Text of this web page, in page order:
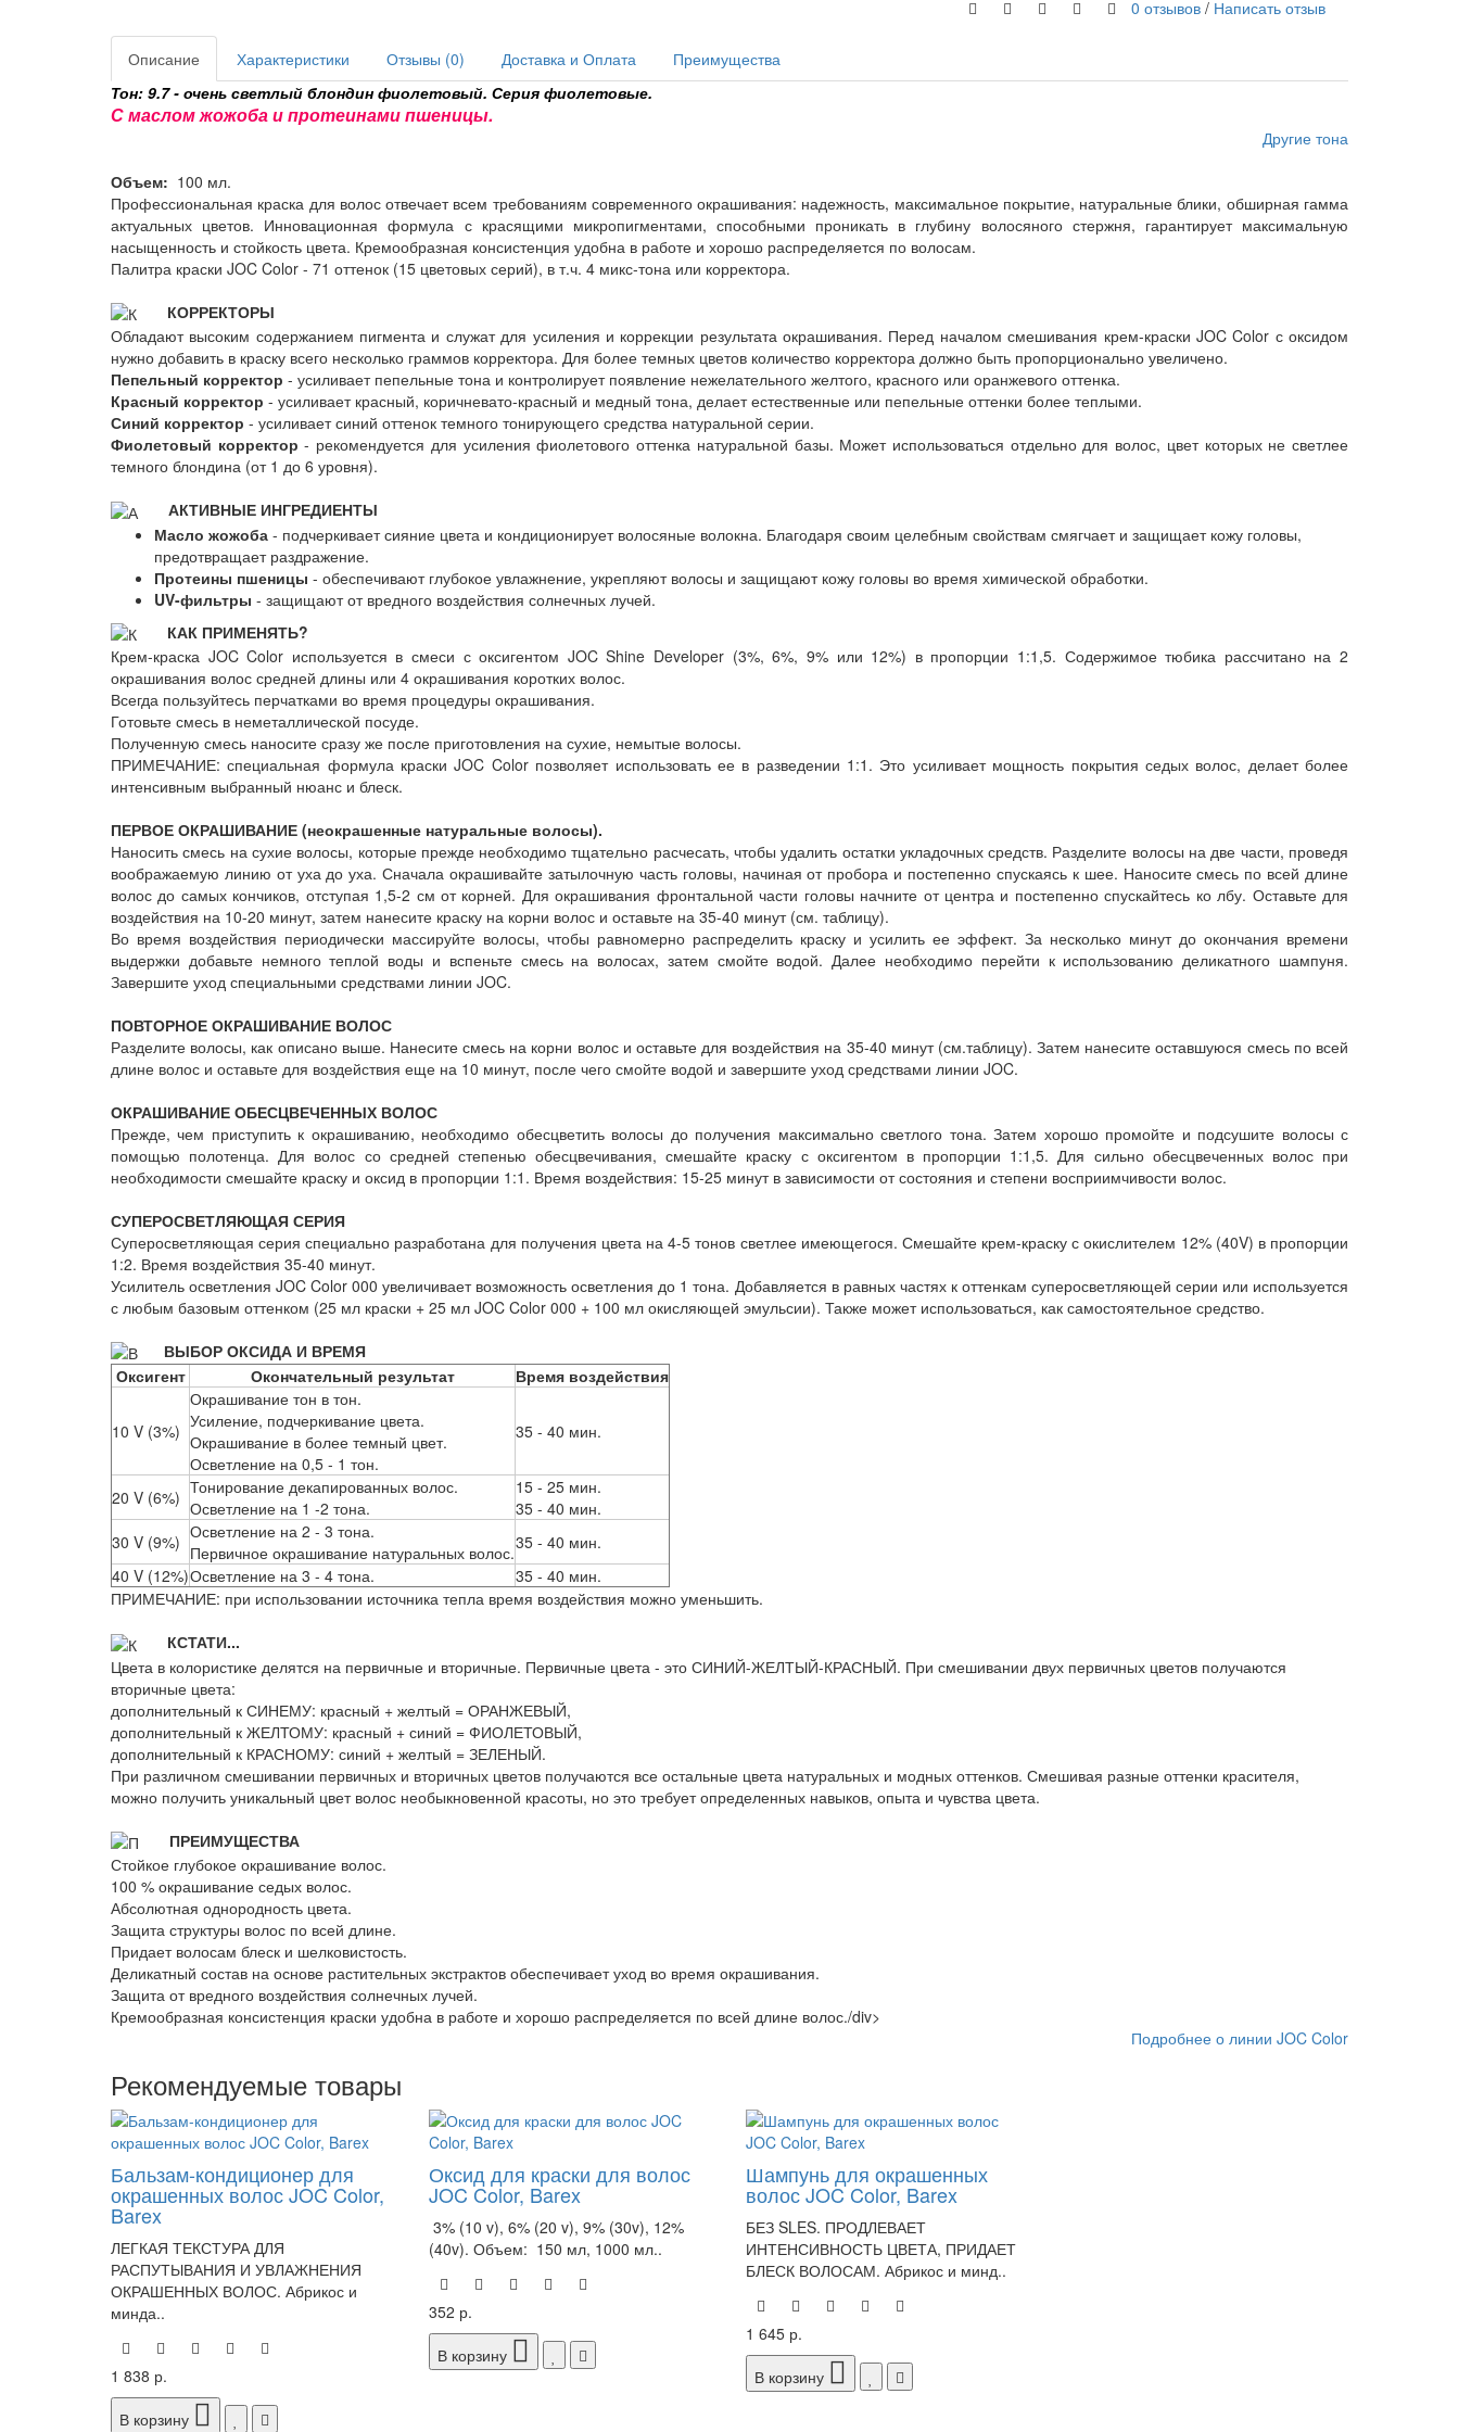
0 отзывов / Написать отзыв
Описание Характеристики Отзывы (0) Доставка и Оплата
Преимущества
Тон: 9.7 - очень светлый блондин фиолетовый. Серия фиолетовые.
С маслом жожоба и протеинами пшеницы.
Другие тона
Объем: 100 мл.
Профессиональная краска для волос отвечает всем требованиям современного окрашивания: надежность, максимальное покрытие, натуральные блики, обширная гамма
актуальных цветов. Инновационная формула с красящими микропигментами, способными проникать в глубину волосяного стержня, гарантирует максимальную
насыщенность и стойкость цвета. Кремообразная консистенция удобна в работе и хорошо распределяется по волосам.
Палитра краски JOC Color - 71 оттенок (15 цветовых серий), в т.ч. 4 микс-тона или корректора.
КОРРЕКТОРЫ
Обладают высоким содержанием пигмента и служат для усиления и коррекции результата окрашивания. Перед началом смешивания крем-краски JOC Color с оксидом
нужно добавить в краску всего несколько граммов корректора. Для более темных цветов количество корректора должно быть пропорционально увеличено.
Пепельный корректор - усиливает пепельные тона и контролирует появление нежелательного желтого, красного или оранжевого оттенка.
Красный корректор - усиливает красный, коричневато-красный и медный тона, делает естественные или пепельные оттенки более теплыми.
Синий корректор - усиливает синий оттенок темного тонирующего средства натуральной серии.
Фиолетовый корректор - рекомендуется для усиления фиолетового оттенка натуральной базы. Может использоваться отдельно для волос, цвет которых не светлее
темного блондина (от 1 до 6 уровня).
АКТИВНЫЕ ИНГРЕДИЕНТЫ
Масло жожоба - подчеркивает сияние цвета и кондиционирует волосяные волокна. Благодаря своим целебным свойствам смягчает и защищает кожу головы,
предотвращает раздражение.
Протеины пшеницы - обеспечивают глубокое увлажнение, укрепляют волосы и защищают кожу головы во время химической обработки.
UV-фильтры - защищают от вредного воздействия солнечных лучей.
КАК ПРИМЕНЯТЬ?
Крем-краска JOC Color используется в смеси с оксигентом JOC Shine Developer (3%, 6%, 9% или 12%) в пропорции 1:1,5. Содержимое тюбика рассчитано на 2
окрашивания волос средней длины или 4 окрашивания коротких волос.
Всегда пользуйтесь перчатками во время процедуры окрашивания.
Готовьте смесь в неметаллической посуде.
Полученную смесь наносите сразу же после приготовления на сухие, немытые волосы.
ПРИМЕЧАНИЕ: специальная формула краски JOC Color позволяет использовать ее в разведении 1:1. Это усиливает мощность покрытия седых волос, делает более
интенсивным выбранный нюанс и блеск.
ПЕРВОЕ ОКРАШИВАНИЕ (неокрашенные натуральные волосы).
Наносить смесь на сухие волосы, которые прежде необходимо тщательно расчесать, чтобы удалить остатки укладочных средств. Разделите волосы на две части, проведя
воображаемую линию от уха до уха. Сначала окрашивайте затылочную часть головы, начиная от пробора и постепенно спускаясь к шее. Наносите смесь по всей длине
волос до самых кончиков, отступая 1,5-2 см от корней. Для окрашивания фронтальной части головы начните от центра и постепенно спускайтесь ко лбу. Оставьте для
воздействия на 10-20 минут, затем нанесите краску на корни волос и оставьте на 35-40 минут (см. таблицу).
Во время воздействия периодически массируйте волосы, чтобы равномерно распределить краску и усилить ее эффект. За несколько минут до окончания времени
выдержки добавьте немного теплой воды и вспеньте смесь на волосах, затем смойте водой. Далее необходимо перейти к использованию деликатного шампуня.
Завершите уход специальными средствами линии JOC.
ПОВТОРНОЕ ОКРАШИВАНИЕ ВОЛОС
Разделите волосы, как описано выше. Нанесите смесь на корни волос и оставьте для воздействия на 35-40 минут (см.таблицу). Затем нанесите оставшуюся смесь по всей
длине волос и оставьте для воздействия еще на 10 минут, после чего смойте водой и завершите уход средствами линии JOC.
ОКРАШИВАНИЕ ОБЕСЦВЕЧЕННЫХ ВОЛОС
Прежде, чем приступить к окрашиванию, необходимо обесцветить волосы до получения максимально светлого тона. Затем хорошо промойте и подсушите волосы с
помощью полотенца. Для волос со средней степенью обесцвечивания, смешайте краску с оксигентом в пропорции 1:1,5. Для сильно обесцвеченных волос при
необходимости смешайте краску и оксид в пропорции 1:1. Время воздействия: 15-25 минут в зависимости от состояния и степени восприимчивости волос.
СУПЕРОСВЕТЛЯЮЩАЯ СЕРИЯ
Суперосветляющая серия специально разработана для получения цвета на 4-5 тонов светлее имеющегося. Смешайте крем-краску с окислителем 12% (40V) в пропорции
1:2. Время воздействия 35-40 минут.
Усилитель осветления JOC Color 000 увеличивает возможность осветления до 1 тона. Добавляется в равных частях к оттенкам суперосветляющей серии или используется
с любым базовым оттенком (25 мл краски + 25 мл JOC Color 000 + 100 мл окисляющей эмульсии). Также может использоваться, как самостоятельное средство.
ВЫБОР ОКСИДА И ВРЕМЯ
Оксигент
Окончательный результат Время воздействия
10 V (3%)
Окрашивание тон в тон.
Усиление, подчеркивание цвета.
Окрашивание в более темный цвет.
Осветление на 0,5 - 1 тон.
35 - 40 мин.
20 V (6%) Тонирование декапированных волос.
Осветление на 1 -2 тона.
15 - 25 мин.
35 - 40 мин.
30 V (9%) Осветление на 2 - 3 тона.
Первичное окрашивание натуральных волос.35 - 40 мин.
40 V (12%)Осветление на 3 - 4 тона.
35 - 40 мин.
ПРИМЕЧАНИЕ: при использовании источника тепла время воздействия можно уменьшить.
КСТАТИ...
Цвета в колористике делятся на первичные и вторичные. Первичные цвета - это СИНИЙ-ЖЕЛТЫЙ-КРАСНЫЙ. При смешивании двух первичных цветов получаются
вторичные цвета:
дополнительный к СИНЕМУ: красный + желтый = ОРАНЖЕВЫЙ,
дополнительный к ЖЕЛТОМУ: красный + синий = ФИОЛЕТОВЫЙ,
дополнительный к КРАСНОМУ: синий + желтый = ЗЕЛЕНЫЙ.
При различном смешивании первичных и вторичных цветов получаются все остальные цвета натуральных и модных оттенков. Смешивая разные оттенки красителя,
можно получить уникальный цвет волос необыкновенной красоты, но это требует определенных навыков, опыта и чувства цвета.
ПРЕИМУЩЕСТВА
Стойкое глубокое окрашивание волос.
100 % окрашивание седых волос.
Абсолютная однородность цвета.
Защита структуры волос по всей длине.
Придает волосам блеск и шелковистость.
Деликатный состав на основе растительных экстрактов обеспечивает уход во время окрашивания.
Защита от вредного воздействия солнечных лучей.
Кремообразная консистенция краски удобна в работе и хорошо распределяется по всей длине волос./div>
Подробнее о линии JOC Color
Рекомендуемые товары
Бальзам-кондиционер для
окрашенных волос JOC Color,
Barex
ЛЕГКАЯ ТЕКСТУРА ДЛЯ
РАСПУТЫВАНИЯ И УВЛАЖНЕНИЯ
ОКРАШЕННЫХ ВОЛОС. Абрикос и
минда..
1 838 р.
В корзину
Оксид для краски для волос
JOC Color, Barex
3% (10 v), 6% (20 v), 9% (30v), 12%
(40v). Объем: 150 мл, 1000 мл..
352 р.
В корзину
Шампунь для окрашенных
волос JOC Color, Barex
БЕЗ SLES. ПРОДЛЕВАЕТ
ИНТЕНСИВНОСТЬ ЦВЕТА, ПРИДАЕТ
БЛЕСК ВОЛОСАМ. Абрикос и минд..
1 645 р.
В корзину